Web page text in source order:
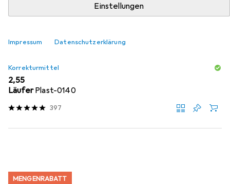
Einstellungen
Impressum Datenschutzerklärung
Korrekturmittel
EUR
2,55
Läufer Plast-0140
397
MENGENRABATT